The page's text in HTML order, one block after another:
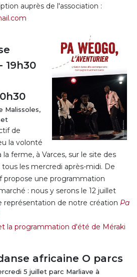
auprès de l'association :
19h30
Malissoles,
de
la volonté
ferme, à Varces, sur le site des
tous les mercredi après-midi. De
propose une programmation
: nous y serons le 12 juillet
représentation de notre création Pa
la programmation d'été de Méraki
africaine O parcs
5 juillet parc Marliave à